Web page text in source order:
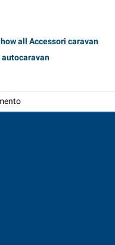
all Accessori caravan
autocaravan